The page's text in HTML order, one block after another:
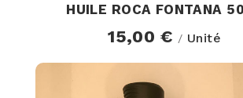
HUILE ROCA FONTANA
15,00 € / Unité